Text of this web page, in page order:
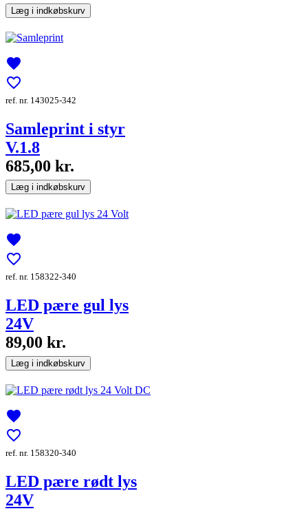
Læg i indkøbskurv
favorite
favorite_border
ref. nr. 143025-342
Samleprint i styr
V.1.8
685,00 kr.
Læg i indkøbskurv
favorite
favorite_border
ref. nr. 158322-340
LED pære gul lys
24V
89,00 kr.
Læg i indkøbskurv
favorite
favorite_border
ref. nr. 158320-340
LED pære rødt lys
24V